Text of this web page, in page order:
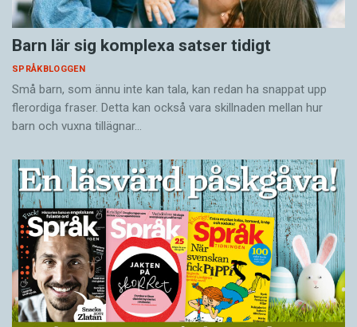
Barn lär sig komplexa satser tidigt
SPRÅKBLOGGEN
Små barn, som ännu inte kan tala, kan redan ha snappat upp
flerordiga fraser. Detta kan också vara skillnaden mellan hur
barn och vuxna tillägnar…